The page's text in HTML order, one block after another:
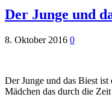
Der Junge und
8. Oktober 2016 0
Der Junge und das Biest
Mädchen das durch die